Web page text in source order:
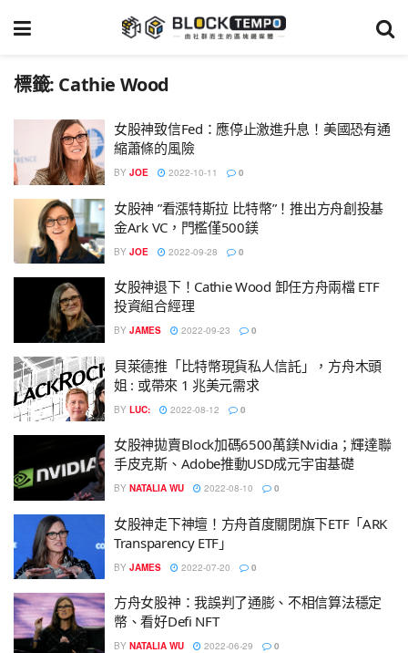
標籤: Cathie Wood
女股神致信Fed：應停止激進升息！美國恐有通
縮蕭條的風險
BY JOE 2022-10-11 0
女股神 ”看漲特斯拉 比特幣”！推出方舟創投基
金Ark VC，門檻僅500鎂
BY JOE 2022-09-28 0
女股神退下！Cathie Wood 卸任方舟兩檔 ETF
投資組合經理
BY JAMES 2022-09-23 0
貝萊德推「比特幣現貨私人信託」，方舟木頭
姐 : 或帶來 1 兆美元需求
BY LUC: 2022-08-12 0
女股神拋賣Block加碼6500萬鎂Nvidia；輝達聯
手皮克斯、Adobe推動USD成元宇宙基礎
BY NATALIA WU 2022-08-10 0
女股神走下神壇！方舟首度關閉旗下ETF「ARK
Transparency ETF」
BY JAMES 2022-07-20 0
方舟女股神：我誤判了通膨、不相信算法穩定
幣、看好Defi NFT
BY NATALIA WU 2022-06-29 0